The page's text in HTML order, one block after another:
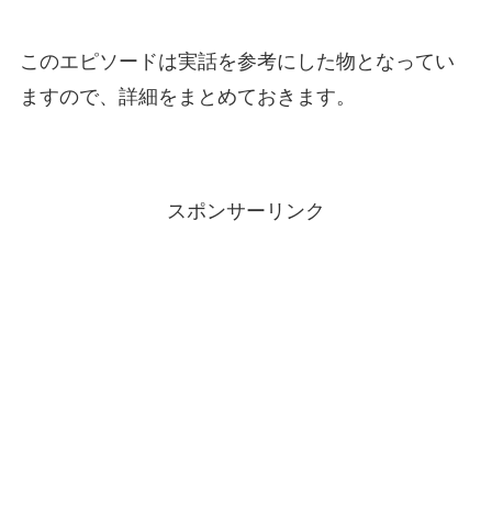
このエピソードは実話を参考にした物となってい
ますので、詳細をまとめておきます。
スポンサーリンク